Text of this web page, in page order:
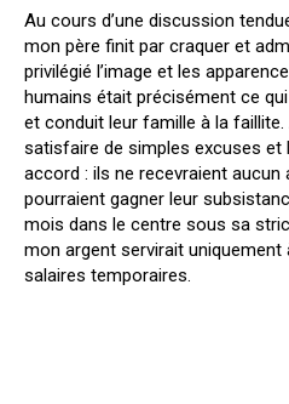
Au cours d’une discussion
mon père finit par craquer et
privilégié l’image et les
humains était précisément ce
et conduit leur famille à la
satisfaire de simples excuses et
accord : ils ne recevraient
pourraient gagner leur
mois dans le centre sous sa
mon argent servirait
salaires temporaires.